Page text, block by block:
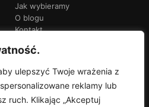
ulepszyć Twoje wrażenia z
reklamy lub
ruch. Klikając „Akceptuj
Jak wybieramy
O blogu
Kontakt